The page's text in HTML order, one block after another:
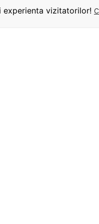
experienta vizitatorilor!